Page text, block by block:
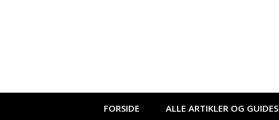
FORSIDE ALLE ARTIKLER OG GUIDES